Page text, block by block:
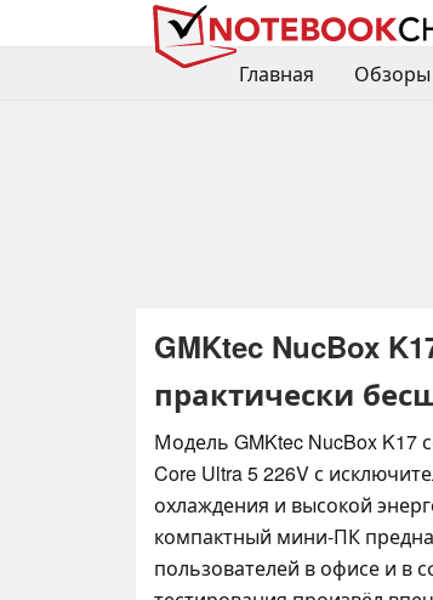
Главная
Обзоры
GMKtec NucBox
практически
Модель GMKtec NucBox K17
Core Ultra 5 226V с
охлаждения и высокой
компактный мини-ПК
пользователей в офисе и в